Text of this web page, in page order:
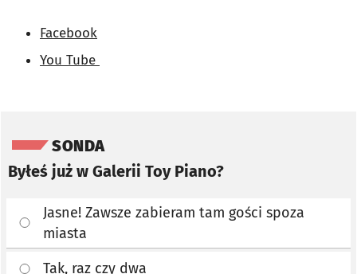
Facebook
You Tube
SONDA
Byłeś już w Galerii Toy Piano?
Jasne! Zawsze zabieram tam gości spoza
miasta
Tak, raz czy dwa